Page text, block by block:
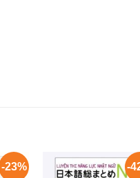
-23% -